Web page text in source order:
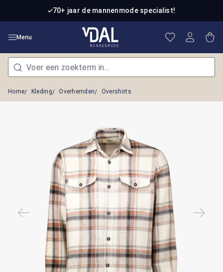
Ga naar de hoofdinhoud70+ jaar de mannenmode specialist!
Menu Je hebt 0
Home Kleding Overhemden Overshirts